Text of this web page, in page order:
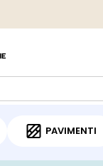
PAVIMENTI